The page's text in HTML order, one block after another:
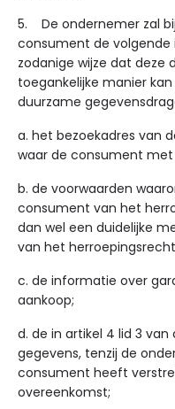
5. De ondernemer zal
consument de
zodanige wijze dat deze
toegankelijke manier
duurzame
a. het bezoekadres van
waar de consument
b. de voorwaarden
consument van het
dan wel een duidelijke
van het
c. de informatie over
aankoop;
d. de in artikel 4 lid 3
gegevens, tenzij de
consument heeft
overeenkomst;